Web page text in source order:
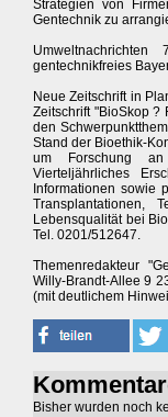
Strategien von
Gentechnik zu
gentechnikfreies
Neue Zeitschrift in
Zeitschrift "BioSkop ?
den
Stand der Bioethik-
um Forschung an
Vierteljährliches
Informationen sowie
Transplantationen,
Lebensqualität bei
Tel. 0201/512647.
Themenredakteur
Willy-Brandt-Allee 9
(mit deutlichem
Bisher wurden noch